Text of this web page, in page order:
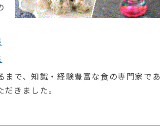
で、知識・経験豊富な食の専門家であ
きました。